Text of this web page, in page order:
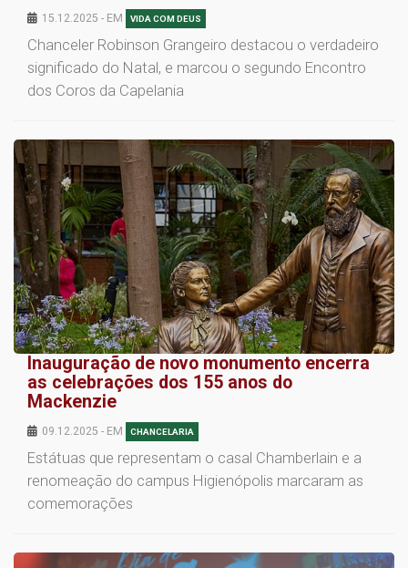
15.12.2025 - EM VIDA COM DEUS
Chanceler Robinson Grangeiro destacou o verdadeiro
significado do Natal, e marcou o segundo Encontro
dos Coros da Capelania
Inauguração de novo monumento encerra
as celebrações dos 155 anos do
Mackenzie
09.12.2025 - EM CHANCELARIA
Estátuas que representam o casal Chamberlain e a
renomeação do campus Higienópolis marcaram as
comemorações